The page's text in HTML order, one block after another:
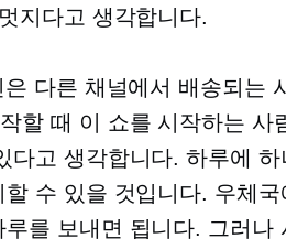
지다고 생각합니다.
다른 채널에서 배송되는
할 때 이 쇼를 시작하는 사
다고 생각합니다. 하루에 하
수 있을 것입니다. 우체
를 보내면 됩니다. 그러나